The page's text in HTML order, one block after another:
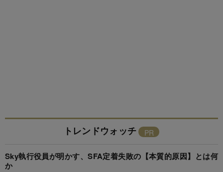
トレンドウォッチ
Sky執行役員が明かす、SFA定着失敗の【本質的原因】とは何
か